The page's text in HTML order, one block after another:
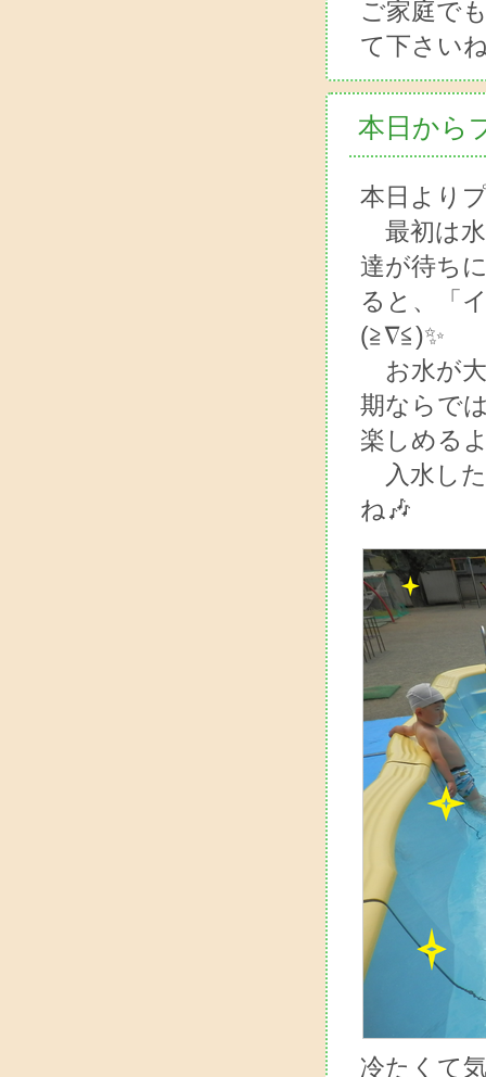
ご家庭で
て下さい
本日から
本日より
最初は水
達が待ち
ると、「
(≧∇≦)✨
お水が大
期ならで
楽しめる
入水した
ね🎶
冷たくて